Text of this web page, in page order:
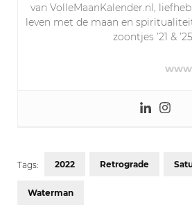
van VolleMaanKalender.nl,
leven met de maan en
zoontjes ’21 &
Tags: 2022 Retrograde
Waterman